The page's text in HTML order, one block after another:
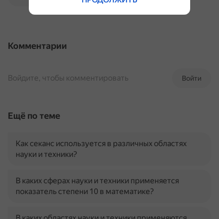
Комментарии
Войти
Войдите, чтобы комментировать
Ещё по теме
Как секанс используется в различных областях
науки и техники?
В каких сферах науки и техники применяется
показатель степени 10 в математике?